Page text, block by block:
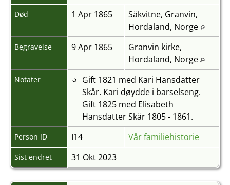
Død 1 Apr 1865
Såkvitne, Granvin,
Hordaland, Norge
Begravelse 9 Apr 1865
Granvin kirke,
Hordaland, Norge
Notater
Gift 1821 med Kari Hansdatter
Skår. Kari døydde i barselseng.
Gift 1825 med Elisabeth
Hansdatter Skår 1805 - 1861.
Person ID I14 Vår familiehistorie
Sist endret 31 Okt 2023